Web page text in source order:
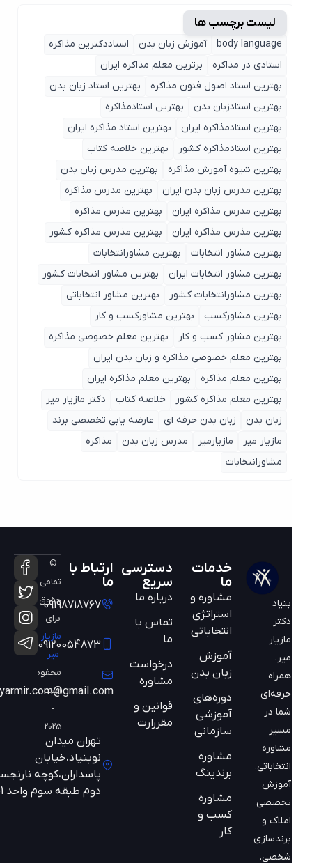
لیست برچسب ها
body language آموزش زبان بدن
استاددکترین مذاکره
استادی در مذاکره
برترین معلم مذاکره ایران
بهترین استاد اصول ‌فنون مذاکره
بهترین استاد زبان بدن
بهترین استادزبان بدن
بهترین استادمذاکره
بهترین استادمذاکره ایران
بهترین استاد مذاکره ایران
بهترین استادمذاکره کشور
بهترین خلاصه کتاب
بهترین شیوه آمورش مذاکره
بهترین مدرس زبان بدن
بهترین مدرس زبان بدن ایران
بهترین مدرس مذاکره
بهترین مدرس مذاکره ایران
بهترین مذرس مذاکره
بهترین مذرس مذاکره ایران
بهترین مذرس مذاکره کشور
بهترین مشاور انتخابات
بهترین مشاورانتخابات
بهترین مشاور انتخابات ایران
بهترین مشاور انتخابات کشور
بهترین مشاورانتخابات کشور
بهترین مشاور انتخاباتی
بهترین مشاورکسب
بهترین مشاورکسب و کار
بهترین مشاور کسب و کار
بهترین معلم خصوصی مذاکره
بهترین معلم خصوصی مذاکره و زبان بدن ایران
بهترین معلم مذاکره
بهترین معلم مذاکره ایران
بهترین معلم مذاکره کشور
خلاصه کتاب
دکتر مازیار میر
زبان بدن
زبان بدن حرفه ای
عارضه یابی تخصصی برند
مازیار میر
مازیارمیر مدرس زبان بدن
مذاکره
مشاورانتخابات
مازیار
همراه
حرفه‌ای
شما در
مسیر
مشاوره
انتخاباتی،
آموزش
تخصصی
املاک و
برندسازی
شخصی.
خدمات
مشاوره و
استراتژی
انتخاباتی
آموزش
زبان بدن
دوره‌های
آموزشی
سازمانی
مشاوره
برندینگ
مشاوره
کسب و
دسترسی
سریع
درباره ما
تماس با
ما
درخواست
مشاوره
قوانین و
مقررارت
ارتباط با
09198718767
09120054873
mazyarmir.com@gmail.com
تهران میدان
نوبنیاد،خیابان
پاسداران،کوچه نارنجستان
دوم طبقه سوم واحد 301
©
تمامی
حقوق
مازیار
محفوظ
است